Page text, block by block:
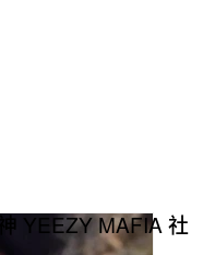
YEEZY MAFIA 社